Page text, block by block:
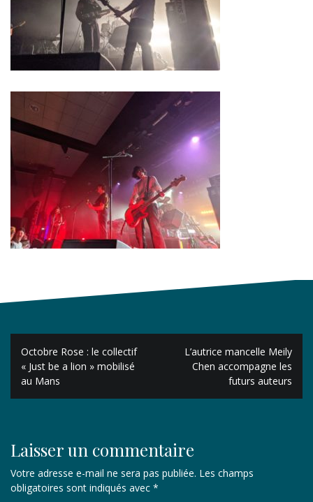
Navigation
de
l’article
Octobre Rose : le collectif
« Just be a lion » mobilisé
au Mans
L’autrice mancelle Meily
Chen accompagne les
futurs auteurs
Laisser un commentaire
Votre adresse e-mail ne sera pas publiée. Les champs
obligatoires sont indiqués avec *